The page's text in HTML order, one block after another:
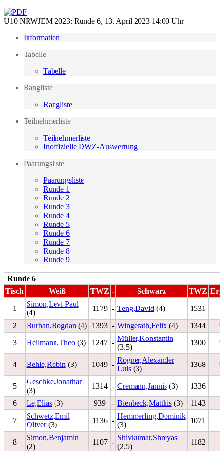
U10 NRWJEM 2023: Runde 6, 13. April 2023 14:00 Uhr
Information
Tabelle
Tabelle
Rangliste
Rangliste
Teilnehmerliste
Teilnehmerliste
Inoffizielle DWZ-Auswertung
Paarungsliste
Paarungsliste
Runde 1
Runde 2
Runde 3
Runde 4
Runde 5
Runde 6
Runde 7
Runde 8
Runde 9
Runde 6
Tisch
Weiß TWZ - Schwarz TWZ
1
Simon,Levi Paul
(4)
1179 - Teng,David (4) 1531
2 Burban,Bogdan (4) 1393 - Wingerath,Felix(4) 1344
3 Heilmann,Theo(3) 1247 -
Müller,Konstantin
(3.5)
1300
4 Behle,Robin (3) 1049 -
Rogner,Alexander
Luis(3)
1368
5
Geschke,Jonathan
(3)
1314 - Cremann,Jannis(3) 1336
6 Le,Elias(3) 939 - Bienbeck,Matthis(3) 1143
7
Schwetz,Emil
Oliver(3)
1136 -
Hemmerling,Dominik
(3)
1071
8
Simon,Benjamin
(2)
1107 -
Shivkumar,Shreyas
(2.5)
1182